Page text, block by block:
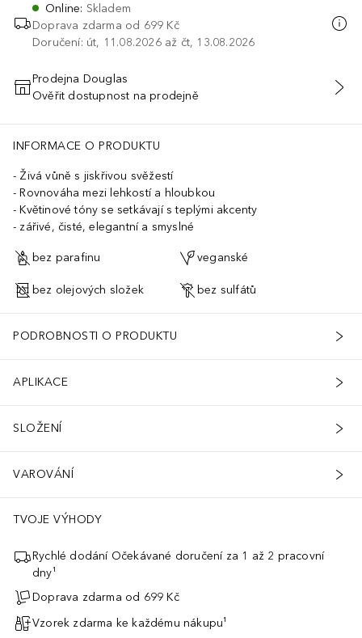
Online: Skladem
Doprava zdarma od 699 Kč
Doručení: út, 11.08.2026 až čt, 13.08.2026
PŘIDAT DO KOŠÍKU
Prodejna Douglas
Ověřit dostupnost na prodejně
INFORMACE O PRODUKTU
Živá vůně s jiskřivou svěžestí
Rovnováha mezi lehkostí a hloubkou
Květinové tóny se setkávají s teplými akcenty
zářivé, čisté, elegantní a smyslné
bez parafinu veganské
bez olejových složek bez sulfátů
PODROBNOSTI O PRODUKTU
APLIKACE
SLOŽENÍ
VAROVÁNÍ
TVOJE VÝHODY
Rychlé dodání Očekávané doručení za 1 až 2 pracovní
dny¹
Doprava zdarma od 699 Kč
Vzorek zdarma ke každému nákupu¹